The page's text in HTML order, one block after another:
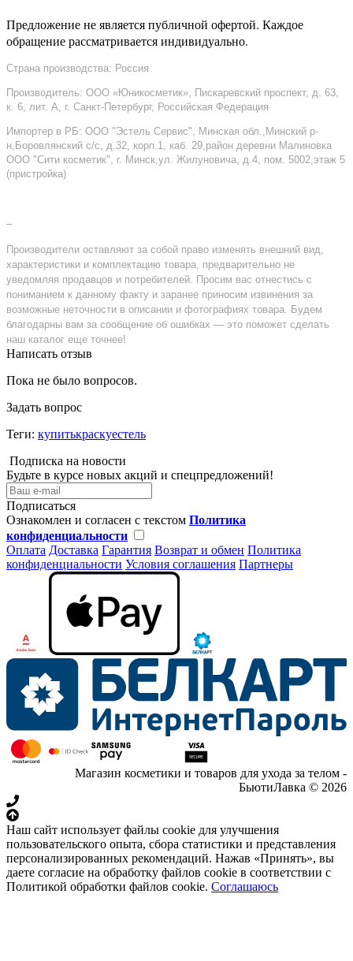
Предложение не является публичной офертой. Каждое
обращение рассматривается индивидуально.
Страна производства: Россия
Производитель: ООО «Юникосметик», Пискаревский проспект, д. 63,
к. 6, лит. А, г. Санкт-Петербург, Российская Федерация
Импортер в РБ: ООО "Эстель Сервис", Минская обл.,Минский р-
н,Боровлянский с/с, д.32, корп.1, каб. 29,район деревни Малиновка
ООО "Сити косметик", г. Минск,ул. Жилуновича, д.4, пом. 5002,этаж 5
(пристройка)
–
Производители оставляют за собой право изменять внешний вид,
характеристики и комплектацию товара, предварительно не
уведомляя продавцов и потребителей. Просим вас отнестись с
пониманием к данному факту и заранее приносим извинения за
возможные неточности в описании и фотографиях товара. Будем
благодарны вам за сообщение об ошибках — это поможет сделать
наш каталог еще точнее!
Написать отзыв
Пока не было вопросов.
Задать вопрос
Теги: купитькраскуестель
Подписка на новости
Будьте в курсе новых акций и спецпредложений!
Подписаться
Ознакомлен и согласен с текстом Политика
конфиденциальности
Оплата Доставка Гарантия Возврат и обмен Политика
конфиденциальности Условия соглашения Партнеры
Магазин косметики и товаров для ухода за телом -
БьютиЛавка © 2026
Наш сайт использует файлы cookie для улучшения
пользовательского опыта, сбора статистики и представления
персонализированных рекомендаций. Нажав «Принять», вы
даете согласие на обработку файлов cookie в соответствии с
Политикой обработки файлов cookie. Соглашаюсь